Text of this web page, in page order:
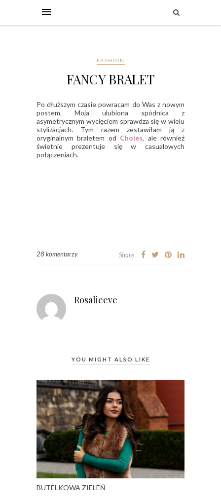
FASHION
FANCY BRALET
Po dłuższym czasie powracam do Was z nowym
postem. Moja ulubiona spódnica z
asymetrycznym wycięciem sprawdza się w wielu
stylizacjach. Tym razem zestawiłam ją z
oryginalnym braletem od Choies, ale również
świetnie prezentuje się w casualowych
połączeniach.
28 komentarzy Share
Rosalieeve
YOU MIGHT ALSO LIKE
BUTELKOWA ZIELEŃ